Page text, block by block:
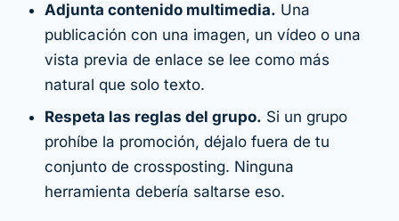
Adjunta contenido multimedia. Una
publicación con una imagen, un vídeo o una
vista previa de enlace se lee como más
natural que solo texto.
Respeta las reglas del grupo. Si un grupo
prohíbe la promoción, déjalo fuera de tu
conjunto de crossposting. Ninguna
herramienta debería saltarse eso.